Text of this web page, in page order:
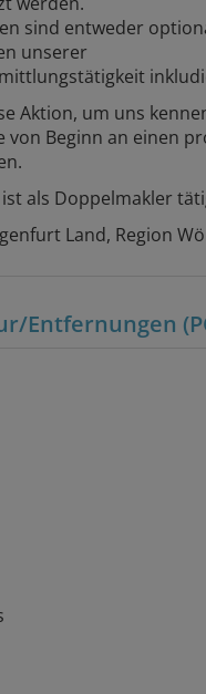
sind entweder
unserer
Aktion, um uns
von Beginn an einen
als Doppelmakler
Land, Region
Entfernungen